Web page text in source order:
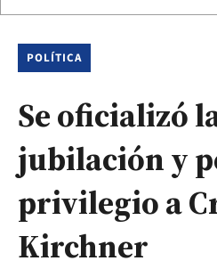
POLÍTICA
Se oficializó
jubilación y
privilegio a
Kirchner